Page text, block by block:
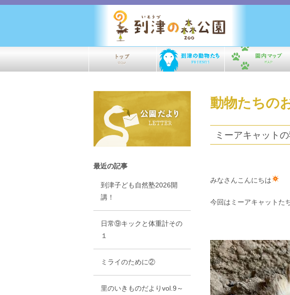
動物たちの
ミーアキャット
みなさんこんにちは
今回はミーアキャットた
最近の記事
到津子ども自然塾2026開
講！
日常⑨キックと体重計その
１
ミライのために②
里のいきものだよりvol.9～